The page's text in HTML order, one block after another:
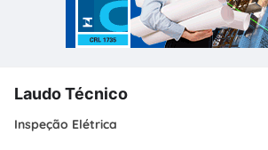
Laudo Técnico
Inspeção Elétrica